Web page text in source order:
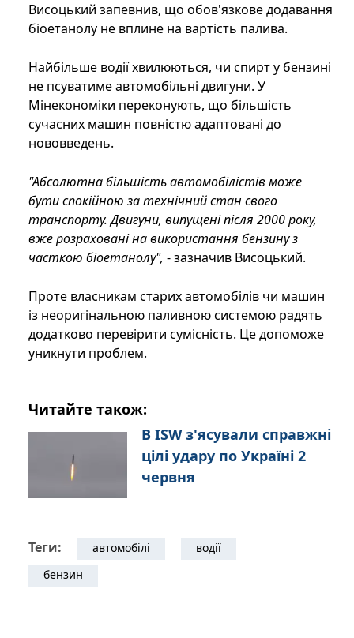
Висоцький запевнив, що обов'язкове додавання
біоетанолу не вплине на вартість палива.
Найбільше водії хвилюються, чи спирт у бензині
не псуватиме автомобільні двигуни. У
Мінекономіки переконують, що більшість
сучасних машин повністю адаптовані до
нововведень.
"Абсолютна більшість автомобілістів може
бути спокійною за технічний стан свого
транспорту. Двигуни, випущені після 2000 року,
вже розраховані на використання бензину з
часткою біоетанолу", - зазначив Висоцький.
Проте власникам старих автомобілів чи машин
із неоригінальною паливною системою радять
додатково перевірити сумісність. Це допоможе
уникнути проблем.
Читайте також:
В ISW з'ясували справжні
цілі удару по Україні 2
червня
Теги: автомобілі
водії
бензин